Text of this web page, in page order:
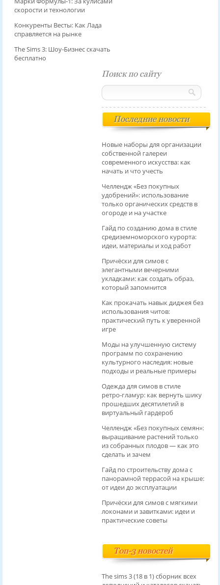
скорости и технологии
Конкуренты Весты: Как Лада
справляется на рынке
The Sims 3: Шоу-Бизнес скачать
бесплатно
Поиск по сайту
Последние новости
Новые наборы для организации
собственной галереи
современного искусства: как
начать и что учесть
Челлендж «Без покупных
удобрений»: использование
только органических средств в
огороде и на участке
Гайд по созданию дома в стиле
средиземноморского курорта:
идеи, материалы и ход работ
Причёски для симов с
элегантными вечерними
укладками: как создать образ,
который запомнится
Как прокачать навык диджея без
использования читов:
практический путь к уверенной
игре
Моды на улучшенную систему
программ по сохранению
культурного наследия: новые
подходы и реальные примеры
Одежда для симов в стиле
ретро‑гламур: как вернуть шику
прошедших десятилетий в
виртуальный гардероб
Челлендж «Без покупных семян»:
выращивание растений только
из собранных плодов — как это
сделать и зачем
Гайд по строительству дома с
панорамной террасой на крыше:
от идеи до эксплуатации
Причёски для симов с мягкими
локонами и завитками: идеи и
практические советы
Топ-3 новостей
The sims 3 (18 в 1) сборник всех